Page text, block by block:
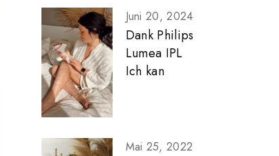
Juni 20, 2024
Dank Philips
Lumea IPL
Ich kan
Mai 25, 2022